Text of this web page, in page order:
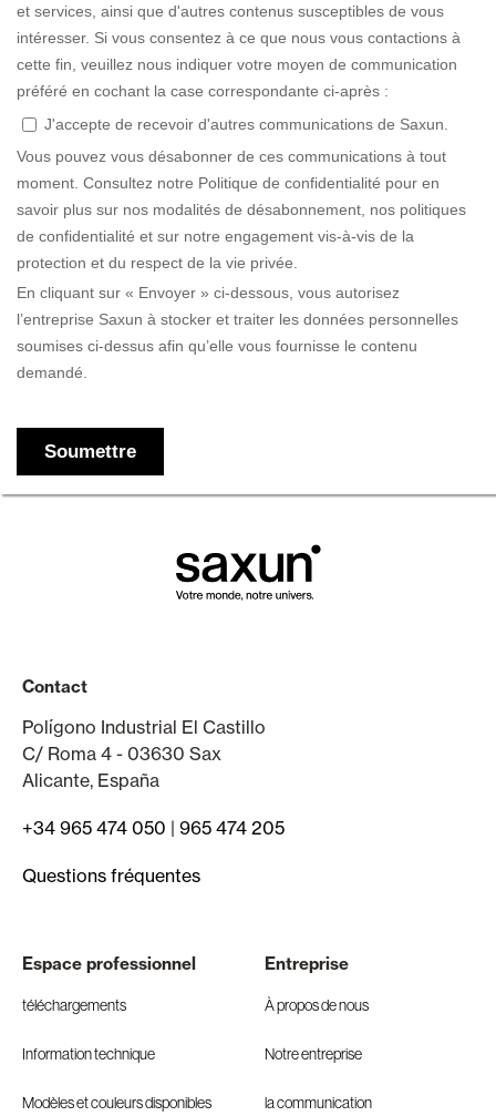
Contact
Polígono Industrial El Castillo
C/ Roma 4 - 03630 Sax
Alicante, España
+34 965 474 050 | 965 474 205
Questions fréquentes
Espace professionnel
téléchargements
Information technique
Modèles et couleurs disponibles
Entreprise
À propos de nous
Notre entreprise
la communication